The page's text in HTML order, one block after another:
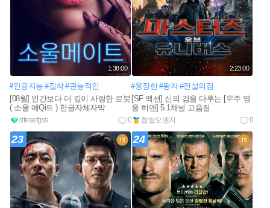
1:38:00
#인공지능 #집착#관능적인
[08월] 인간보다 더 깊이 사랑한 로봇
( 소울 메Qi트 ) 한글자체자막
dfesefgss 0
2:23:00
#웅장한 #왕자 #전설의검
[SF 액션] 신의 검을 다루는 [우주 영
웅 히맨] 5.1채널 고음질
찹쌀오렌지 0
23 24